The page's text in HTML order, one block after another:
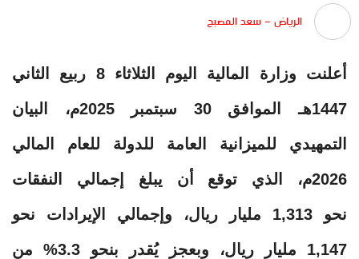
الرياض – سعد المصبح
أعلنت وزارة المالية اليوم الثلاثاء 8 ربيع الثاني
1447هـ الموافق 30 سبتمبر 2025م، البيان
التمهيدي للميزانية العامة للدولة للعام المالي
2026م، الذي توقع أن يبلغ إجمالي النفقات
نحو 1,313 مليار ريال، وإجمالي الإيرادات نحو
1,147 مليار ريال، وبعجز يُقدر بنحو 3.3% من